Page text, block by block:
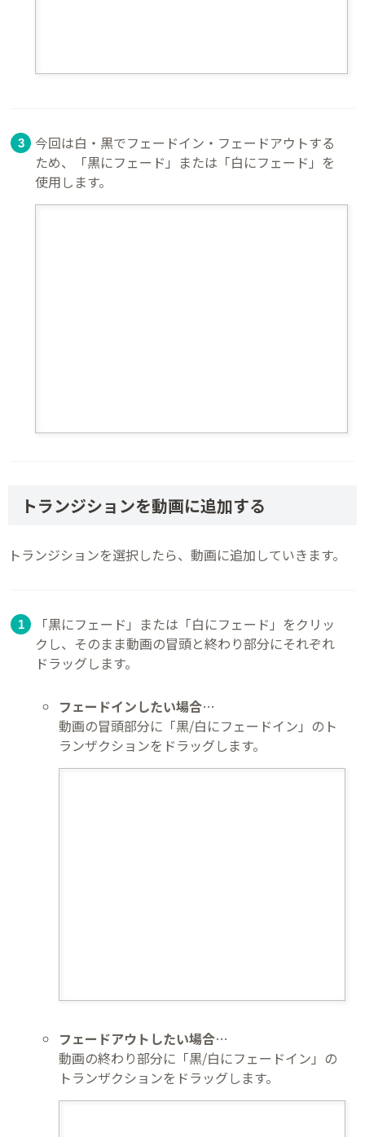
今回は白・黒でフェードイン・フェードアウトする
ため、「黒にフェード」または「白にフェード」を
使用します。
トランジションを動画に追加する
トランジションを選択したら、動画に追加していきます。
「黒にフェード」または「白にフェード」をクリッ
クし、そのまま動画の冒頭と終わり部分にそれぞれ
ドラッグします。
フェードインしたい場合…
動画の冒頭部分に「黒/白にフェードイン」のト
ランザクションをドラッグします。
フェードアウトしたい場合…
動画の終わり部分に「黒/白にフェードイン」の
トランザクションをドラッグします。